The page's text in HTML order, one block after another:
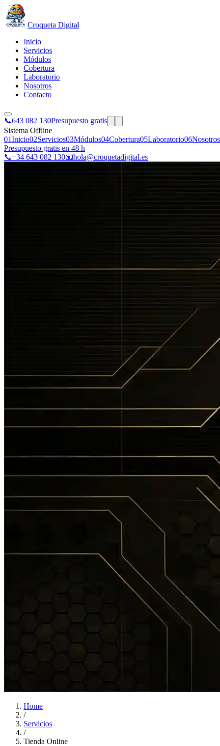
Croqueta Digital
Inicio
Servicios
Módulos
Cobertura
Laboratorio
Nosotros
Contacto
📞643 082 130Presupuesto gratis
Sistema Offline
01Inicio02Servicios03Módulos04Cobertura05Laboratorio06Nosotros
Presupuesto gratis en 48 h
📞+34 643 082 130📧hola@croquetadigital.es
Home
/
Servicios
/
Tienda Online